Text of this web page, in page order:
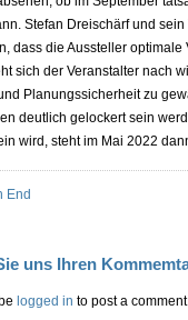
Stefan Dreischärf und
dass die Aussteller
sich der Veranstalter nach
Planungssicherheit zu
deutlich gelockert sein
wird, steht im Mai 2022
End
uns Ihren
logged in to post a comment.